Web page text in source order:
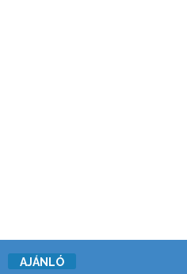
AJÁNLÓ